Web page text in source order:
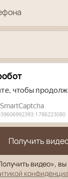
Получить
видео»,